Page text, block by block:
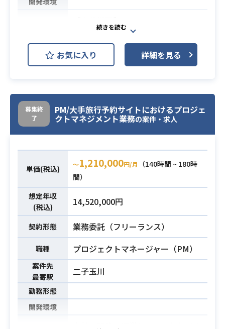
①当フリマアプリサービスの情報設
UXデザイナ、プロデューサー、エン
ジニアと協業し、新機能/機能改善の
いるかに責任を持つ。
②Figmaを使⽤したUIデザイン、プ
ロトタイプ制作
UI制作ツール「Figma」を使い、ワ
イヤーからHi-FiなUIデザインを制作
する。
また、プロトタイピング機能を使
い、ユーザビリティテストに必要なF
igmaプロトタイプを制作する。
③デザインシステムの設計/アップデ
ート
Figmaのコンポーネントを理解した
上で、チームで持続的に制作可能な
コンポーネントを制作する。
ンシステムを理解し、そのルールに
某大手Web企業のモバイル部門にて
テストの管理、計画、設計、実行を
一人称で行える方を募集しておりま
お話できればと存じます。
コミュニケーションが多く発生する
現場になりますので、コミュニケー
ションに前向きな方ですとマッチし
必須スキル
・日本語と英語が堪能な方（国籍は
問いません）
施ができる方
・業務をマニュアル化へ落とし込む
作業ができる方（PowerPointなどの
ドキュメント作成）
・商用環境でのサニティーテストの
ケース作成と実行経験または類似経
験がある方
お気に入り 詳細を見る
募集終
了
PM/大手旅行予約サイトにおけるプロジェ
クトマネジメント業務の案件・求人
単価(税込) 〜1,210,000円/月
（140時間 ~ 180時
間）
想定年収
(税込)
14,520,000円
契約形態 業務委託（フリーランス）
職種 プロジェクトマネージャー（PM）
案件先
最寄駅
二子玉川
勤務形態
開発環境
自社で開発・運営している旅行予約